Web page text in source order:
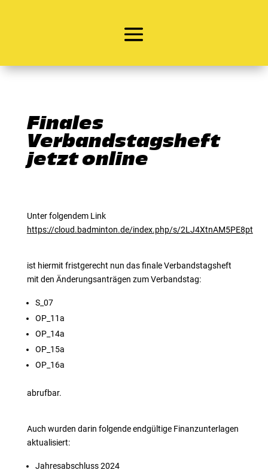
Finales
Verbandstagsheft
jetzt online
Unter folgendem Link
https://cloud.badminton.de/index.php/s/2LJ4XtnAM5PE8pt
ist hiermit fristgerecht nun das finale Verbandstagsheft
mit den Änderungsanträgen zum Verbandstag:
S_07
OP_11a
OP_14a
OP_15a
OP_16a
abrufbar.
Auch wurden darin folgende endgültige Finanzunterlagen
aktualisiert:
Jahresabschluss 2024